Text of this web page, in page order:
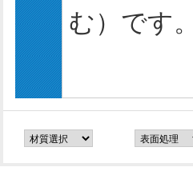
む）です。